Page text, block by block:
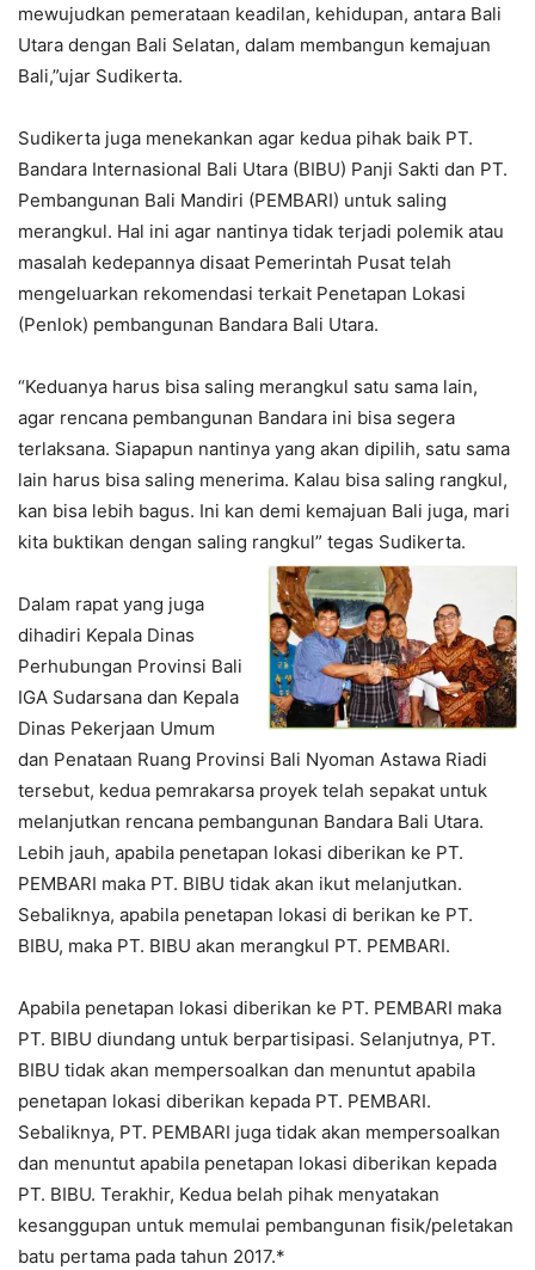
mewujudkan pemerataan keadilan, kehidupan, antara Bali
Utara dengan Bali Selatan, dalam membangun kemajuan
Bali,”ujar Sudikerta.
Sudikerta juga menekankan agar kedua pihak baik PT.
Bandara Internasional Bali Utara (BIBU) Panji Sakti dan PT.
Pembangunan Bali Mandiri (PEMBARI) untuk saling
merangkul. Hal ini agar nantinya tidak terjadi polemik atau
masalah kedepannya disaat Pemerintah Pusat telah
mengeluarkan rekomendasi terkait Penetapan Lokasi
(Penlok) pembangunan Bandara Bali Utara.
“Keduanya harus bisa saling merangkul satu sama lain,
agar rencana pembangunan Bandara ini bisa segera
terlaksana. Siapapun nantinya yang akan dipilih, satu sama
lain harus bisa saling menerima. Kalau bisa saling rangkul,
kan bisa lebih bagus. Ini kan demi kemajuan Bali juga, mari
kita buktikan dengan saling rangkul” tegas Sudikerta.
Dalam rapat yang juga
dihadiri Kepala Dinas
Perhubungan Provinsi Bali
IGA Sudarsana dan Kepala
Dinas Pekerjaan Umum
dan Penataan Ruang Provinsi Bali Nyoman Astawa Riadi
tersebut, kedua pemrakarsa proyek telah sepakat untuk
melanjutkan rencana pembangunan Bandara Bali Utara.
Lebih jauh, apabila penetapan lokasi diberikan ke PT.
PEMBARI maka PT. BIBU tidak akan ikut melanjutkan.
Sebaliknya, apabila penetapan lokasi di berikan ke PT.
BIBU, maka PT. BIBU akan merangkul PT. PEMBARI.
Apabila penetapan lokasi diberikan ke PT. PEMBARI maka
PT. BIBU diundang untuk berpartisipasi. Selanjutnya, PT.
BIBU tidak akan mempersoalkan dan menuntut apabila
penetapan lokasi diberikan kepada PT. PEMBARI.
Sebaliknya, PT. PEMBARI juga tidak akan mempersoalkan
dan menuntut apabila penetapan lokasi diberikan kepada
PT. BIBU. Terakhir, Kedua belah pihak menyatakan
kesanggupan untuk memulai pembangunan fisik/peletakan
batu pertama pada tahun 2017.*